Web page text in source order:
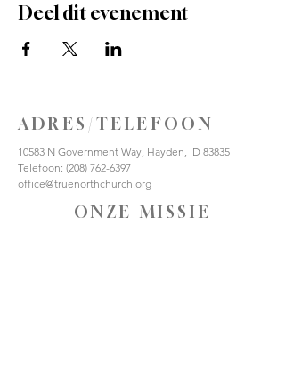
Deel dit evenement
ADRES/TELEFOON
10583 N Government Way, Hayden, ID 83835
Telefoon: (208) 762-6397
office@truenorthchurch.org
ONZE MISSIE